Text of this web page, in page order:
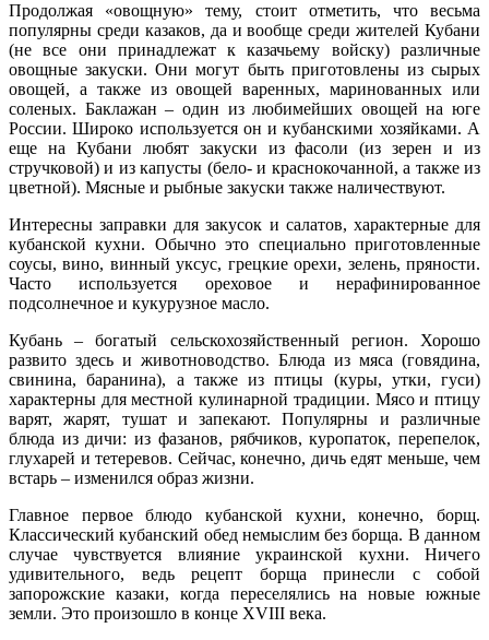
Продолжая «овощную» тему, стоит отметить, что весьма
популярны среди казаков, да и вообще среди жителей Кубани
(не все они принадлежат к казачьему войску) различные
овощные закуски. Они могут быть приготовлены из сырых
овощей, а также из овощей варенных, маринованных или
соленых. Баклажан – один из любимейших овощей на юге
России. Широко используется он и кубанскими хозяйками. А
еще на Кубани любят закуски из фасоли (из зерен и из
стручковой) и из капусты (бело- и краснокочанной, а также из
цветной). Мясные и рыбные закуски также наличествуют.
Интересны заправки для закусок и салатов, характерные для
кубанской кухни. Обычно это специально приготовленные
соусы, вино, винный уксус, грецкие орехи, зелень, пряности.
Часто используется ореховое и нерафинированное
подсолнечное и кукурузное масло.
Кубань – богатый сельскохозяйственный регион. Хорошо
развито здесь и животноводство. Блюда из мяса (говядина,
свинина, баранина), а также из птицы (куры, утки, гуси)
характерны для местной кулинарной традиции. Мясо и птицу
варят, жарят, тушат и запекают. Популярны и различные
блюда из дичи: из фазанов, рябчиков, куропаток, перепелок,
глухарей и тетеревов. Сейчас, конечно, дичь едят меньше, чем
встарь – изменился образ жизни.
Главное первое блюдо кубанской кухни, конечно, борщ.
Классический кубанский обед немыслим без борща. В данном
случае чувствуется влияние украинской кухни. Ничего
удивительного, ведь рецепт борща принесли с собой
запорожские казаки, когда переселялись на новые южные
земли. Это произошло в конце XVIII века.